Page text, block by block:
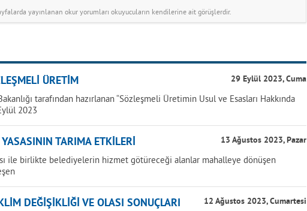
yayınlanan okur yorumları okuyucuların kendilerine ait görüşlerdir.
ÜRETİM 29 Eylül 2023, Cuma
tarafından hazırlanan “Sözleşmeli Üretimin Usul ve Esasları Hakkında
2023
TARIMA ETKİLERİ 13 Ağustos 2023, Pazar
ile birlikte belediyelerin hizmet götüreceği alanlar mahalleye dönüşen
DEĞİŞİKLİĞİ VE OLASI SONUÇLARI 12 Ağustos 2023, Cumartesi